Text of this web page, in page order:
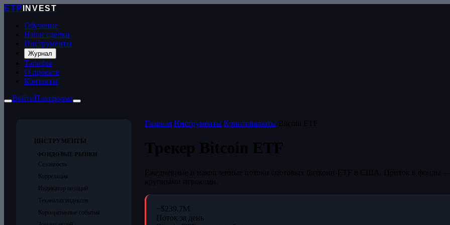
ETP
INVEST
Обучение
Наши сделки
Инструменты
Журнал
Тарифы
О проекте
Контакты
ВойтиПлатформа
ИНСТРУМЕНТЫ
ФОНДОВЫЕ РЫНКИ
Сезонность
Корреляция
Индикатор позиций
Теханализ индексов
Корпоративные события
Главная/ Инструменты/ Криптовалюты/
−$239.7M
Поток за день